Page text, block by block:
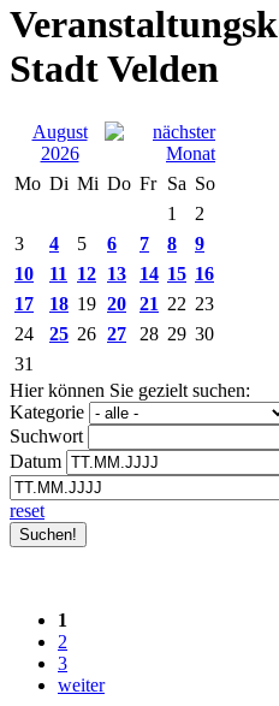
Stadt Velden
August
2026
Mo Di Mi Do Fr Sa So
1
2
3
4 5 6 7 8
9
10
11 12 13 14 15 16
17
18 19 20 21 22 23
24
25 26 27 28 29 30
31
Hier können Sie gezielt suchen:
Kategorie
Suchwort
Datum
reset
1
2
3
weiter